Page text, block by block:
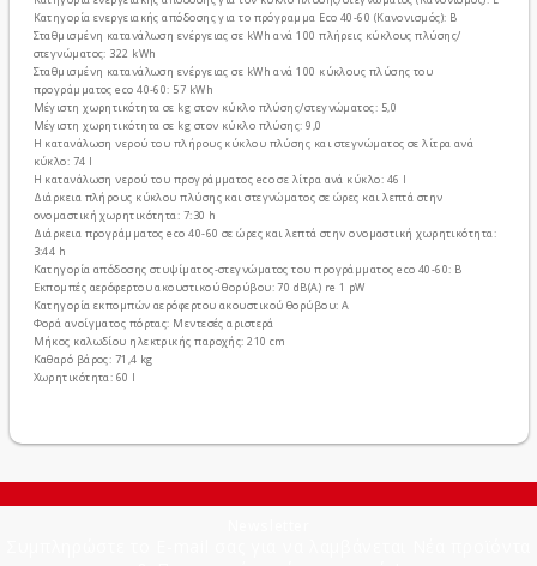
Κατηγορία ενεργειακής απόδοσης για το πρόγραμμα Eco 40-60 (Κανονισμός): B
Σταθμισμένη κατανάλωση ενέργειας σε kWh ανά 100 πλήρεις κύκλους πλύσης/
στεγνώματος: 322 kWh
Σταθμισμένη κατανάλωση ενέργειας σε kWh ανά 100 κύκλους πλύσης του
προγράμματος eco 40-60: 57 kWh
Μέγιστη χωρητικότητα σε kg στον κύκλο πλύσης/στεγνώματος: 5,0
Μέγιστη χωρητικότητα σε kg στον κύκλο πλύσης: 9,0
Η κατανάλωση νερού του πλήρους κύκλου πλύσης και στεγνώματος σε λίτρα ανά
κύκλο: 74 l
Η κατανάλωση νερού του προγράμματος eco σε λίτρα ανά κύκλο: 46 l
Διάρκεια πλήρους κύκλου πλύσης και στεγνώματος σε ώρες και λεπτά στην
ονομαστική χωρητικότητα: 7:30 h
Διάρκεια προγράμματος eco 40-60 σε ώρες και λεπτά στην ονομαστική χωρητικότητα:
3:44 h
Κατηγορία απόδοσης στυψίματος-στεγνώματος του προγράμματος eco 40-60: B
Εκπομπές αερόφερτου ακουστικού θορύβου: 70 dB(A) re 1 pW
Κατηγορία εκπομπών αερόφερτου ακουστικού θορύβου: A
Φορά ανοίγματος πόρτας: Μεντεσές αριστερά
Μήκος καλωδίου ηλεκτρικής παροχής: 210 cm
Καθαρό βάρος: 71,4 kg
Χωρητικότητα: 60 l